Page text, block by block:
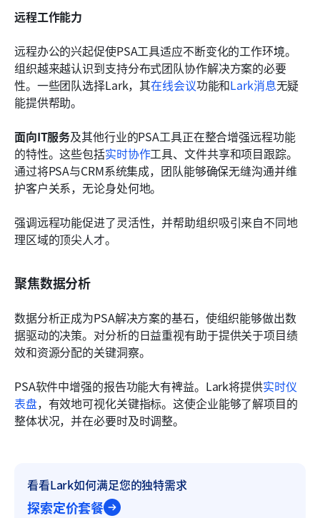
远程工作能力
远程办公的兴起促使PSA工具适应不断变化的工作环境。
组织越来越认识到支持分布式团队协作解决方案的必要
性。一些团队选择Lark，其在线会议功能和Lark消息无疑
能提供帮助。
面向IT服务及其他行业的PSA工具正在整合增强远程功能
的特性。这些包括实时协作工具、文件共享和项目跟踪。
通过将PSA与CRM系统集成，团队能够确保无缝沟通并维
护客户关系，无论身处何地。
强调远程功能促进了灵活性，并帮助组织吸引来自不同地
理区域的顶尖人才。
聚焦数据分析
数据分析正成为PSA解决方案的基石，使组织能够做出数
据驱动的决策。对分析的日益重视有助于提供关于项目绩
效和资源分配的关键洞察。
PSA软件中增强的报告功能大有裨益。Lark将提供实时仪
表盘，有效地可视化关键指标。这使企业能够了解项目的
整体状况，并在必要时及时调整。
看看Lark如何满足您的独特需求
探索定价套餐